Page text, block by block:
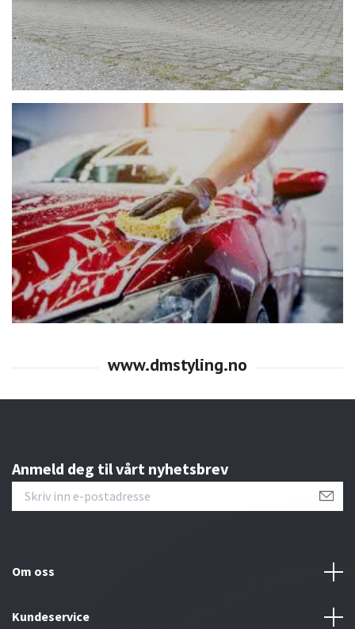
Anmeld deg til vårt nyhetsbrev
Om oss
Kundeservice